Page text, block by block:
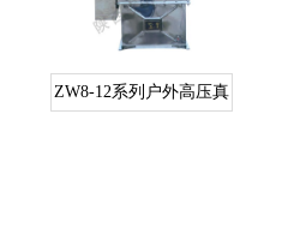
ZW8-12系列户外高压真